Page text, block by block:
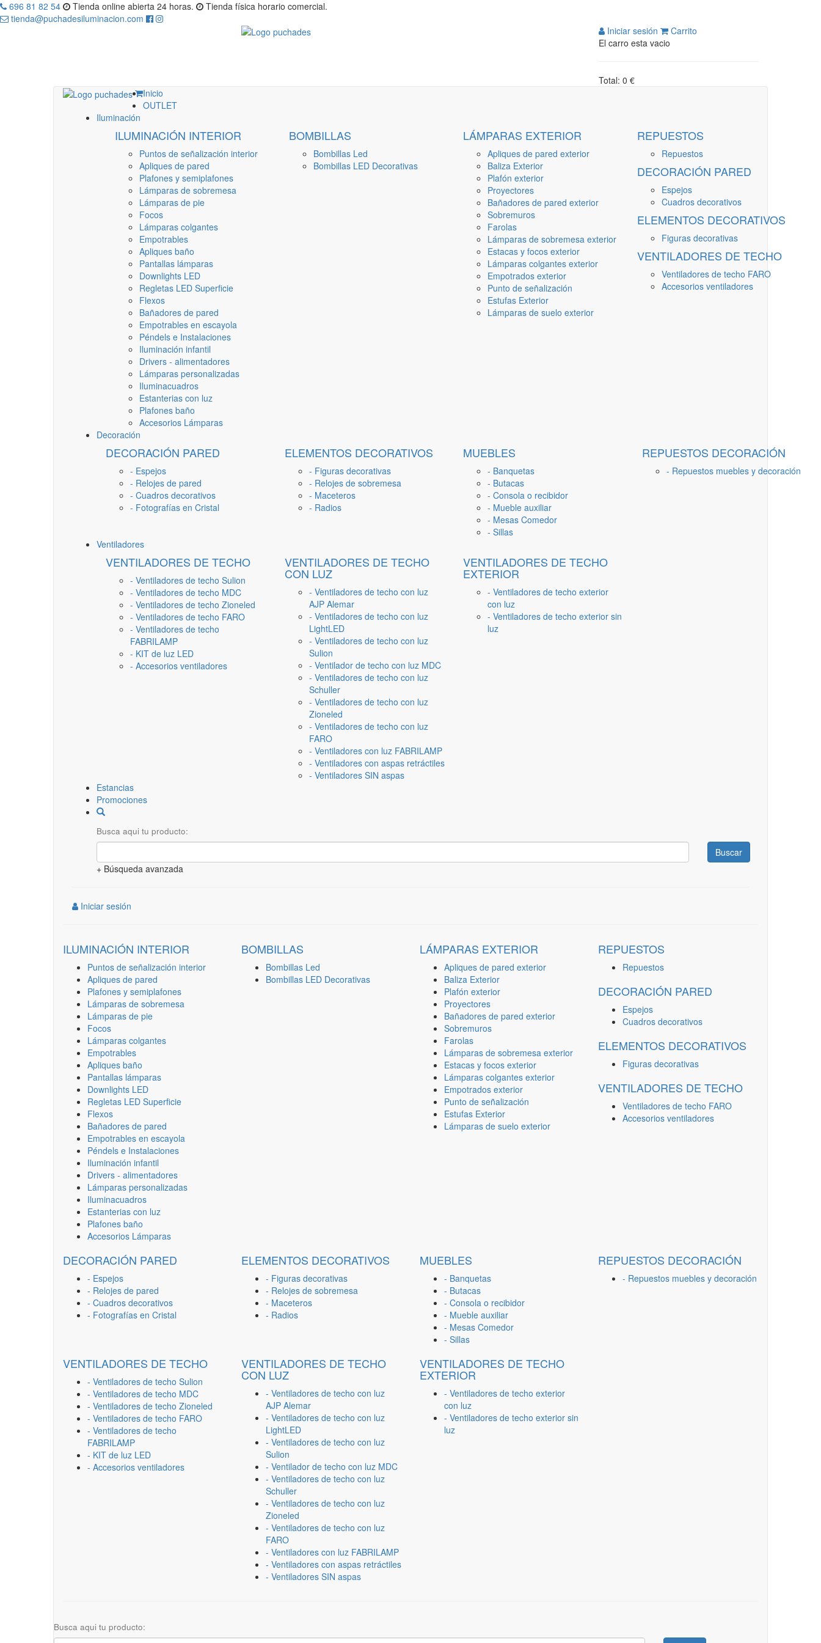
696 81 82 54 Tienda online abierta 24 horas.
Tienda física horario comercial.
tienda@puchadesiluminacion.com
Iniciar sesión
Carrito
El carro esta vacio
Total: 0 €
Inicio
OUTLET
Iluminación
ILUMINACIÓN INTERIOR
Puntos de señalización interior
Apliques de pared
Plafones y semiplafones
Lámparas de sobremesa
Lámparas de pie
Focos
Lámparas colgantes
Empotrables
Apliques baño
Pantallas lámparas
Downlights LED
Regletas LED Superficie
Flexos
Bañadores de pared
Empotrables en escayola
Péndels e Instalaciones
Iluminación infantil
Drivers - alimentadores
Lámparas personalizadas
Iluminacuadros
Estanterias con luz
Plafones baño
Accesorios Lámparas
BOMBILLAS
Bombillas Led
Bombillas LED Decorativas
LÁMPARAS EXTERIOR
Apliques de pared exterior
Baliza Exterior
Plafón exterior
Proyectores
Bañadores de pared exterior
Sobremuros
Farolas
Lámparas de sobremesa exterior
Estacas y focos exterior
Lámparas colgantes exterior
Empotrados exterior
Punto de señalización
Estufas Exterior
Lámparas de suelo exterior
REPUESTOS
Repuestos
DECORACIÓN PARED
Espejos
Cuadros decorativos
ELEMENTOS DECORATIVOS
Figuras decorativas
VENTILADORES DE TECHO
Ventiladores de techo FARO
Accesorios ventiladores
Decoración
DECORACIÓN PARED
- Espejos
- Relojes de pared
- Cuadros decorativos
- Fotografías en Cristal
ELEMENTOS DECORATIVOS
- Figuras decorativas
- Relojes de sobremesa
- Maceteros
- Radios
MUEBLES
- Banquetas
- Butacas
- Consola o recibidor
- Mueble auxiliar
- Mesas Comedor
- Sillas
REPUESTOS DECORACIÓN
- Repuestos muebles y decoración
Ventiladores
VENTILADORES DE TECHO
- Ventiladores de techo Sulion
- Ventiladores de techo MDC
- Ventiladores de techo Zioneled
- Ventiladores de techo FARO
- Ventiladores de techo
FABRILAMP
- KIT de luz LED
- Accesorios ventiladores
VENTILADORES DE TECHO
CON LUZ
- Ventiladores de techo con luz
AJP Alemar
- Ventiladores de techo con luz
LightLED
- Ventiladores de techo con luz
Sulion
- Ventilador de techo con luz MDC
- Ventiladores de techo con luz
Schuller
- Ventiladores de techo con luz
Zioneled
- Ventiladores de techo con luz
FARO
- Ventiladores con luz FABRILAMP
- Ventiladores con aspas retráctiles
- Ventiladores SIN aspas
VENTILADORES DE TECHO
EXTERIOR
- Ventiladores de techo exterior
con luz
- Ventiladores de techo exterior sin
luz
Estancias
Promociones
Busca aqui tu producto:
Buscar
+ Búsqueda avanzada
Iniciar sesión
ILUMINACIÓN INTERIOR
Puntos de señalización interior
Apliques de pared
Plafones y semiplafones
Lámparas de sobremesa
Lámparas de pie
Focos
Lámparas colgantes
Empotrables
Apliques baño
Pantallas lámparas
Downlights LED
Regletas LED Superficie
Flexos
Bañadores de pared
Empotrables en escayola
Péndels e Instalaciones
Iluminación infantil
Drivers - alimentadores
Lámparas personalizadas
Iluminacuadros
Estanterias con luz
Plafones baño
Accesorios Lámparas
BOMBILLAS
Bombillas Led
Bombillas LED Decorativas
LÁMPARAS EXTERIOR
Apliques de pared exterior
Baliza Exterior
Plafón exterior
Proyectores
Bañadores de pared exterior
Sobremuros
Farolas
Lámparas de sobremesa exterior
Estacas y focos exterior
Lámparas colgantes exterior
Empotrados exterior
Punto de señalización
Estufas Exterior
Lámparas de suelo exterior
REPUESTOS
Repuestos
DECORACIÓN PARED
Espejos
Cuadros decorativos
ELEMENTOS DECORATIVOS
Figuras decorativas
VENTILADORES DE TECHO
Ventiladores de techo FARO
Accesorios ventiladores
DECORACIÓN PARED
- Espejos
- Relojes de pared
- Cuadros decorativos
- Fotografías en Cristal
ELEMENTOS DECORATIVOS
- Figuras decorativas
- Relojes de sobremesa
- Maceteros
- Radios
MUEBLES
- Banquetas
- Butacas
- Consola o recibidor
- Mueble auxiliar
- Mesas Comedor
- Sillas
REPUESTOS DECORACIÓN
- Repuestos muebles y decoración
VENTILADORES DE TECHO
- Ventiladores de techo Sulion
- Ventiladores de techo MDC
- Ventiladores de techo Zioneled
- Ventiladores de techo FARO
- Ventiladores de techo
FABRILAMP
- KIT de luz LED
- Accesorios ventiladores
VENTILADORES DE TECHO
CON LUZ
- Ventiladores de techo con luz
AJP Alemar
- Ventiladores de techo con luz
LightLED
- Ventiladores de techo con luz
Sulion
- Ventilador de techo con luz MDC
- Ventiladores de techo con luz
Schuller
- Ventiladores de techo con luz
Zioneled
- Ventiladores de techo con luz
FARO
- Ventiladores con luz FABRILAMP
- Ventiladores con aspas retráctiles
- Ventiladores SIN aspas
VENTILADORES DE TECHO
EXTERIOR
- Ventiladores de techo exterior
con luz
- Ventiladores de techo exterior sin
luz
Busca aqui tu producto: